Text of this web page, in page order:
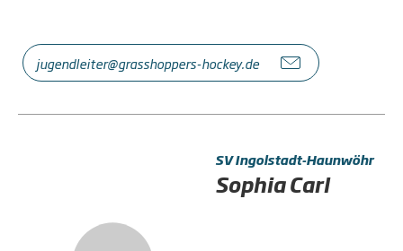
jugendleiter@grasshoppers-hockey.de
SV Ingolstadt-Haunwöhr
Sophia Carl